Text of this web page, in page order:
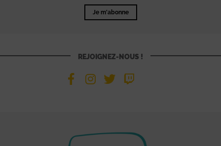
Je m'abonne
REJOIGNEZ-NOUS !